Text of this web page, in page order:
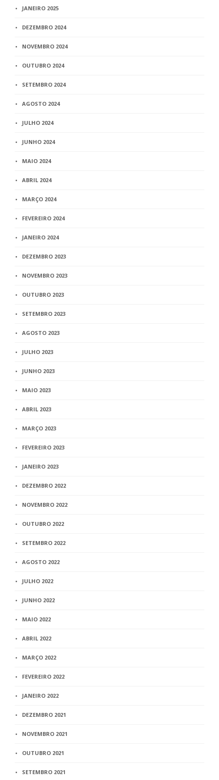
JANEIRO 2025
DEZEMBRO 2024
NOVEMBRO 2024
OUTUBRO 2024
SETEMBRO 2024
AGOSTO 2024
JULHO 2024
JUNHO 2024
MAIO 2024
ABRIL 2024
MARÇO 2024
FEVEREIRO 2024
JANEIRO 2024
DEZEMBRO 2023
NOVEMBRO 2023
OUTUBRO 2023
SETEMBRO 2023
AGOSTO 2023
JULHO 2023
JUNHO 2023
MAIO 2023
ABRIL 2023
MARÇO 2023
FEVEREIRO 2023
JANEIRO 2023
DEZEMBRO 2022
NOVEMBRO 2022
OUTUBRO 2022
SETEMBRO 2022
AGOSTO 2022
JULHO 2022
JUNHO 2022
MAIO 2022
ABRIL 2022
MARÇO 2022
FEVEREIRO 2022
JANEIRO 2022
DEZEMBRO 2021
NOVEMBRO 2021
OUTUBRO 2021
SETEMBRO 2021